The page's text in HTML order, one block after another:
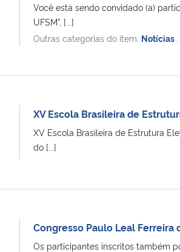
Você está sendo convidado (a)
UFSM”, [...]
Outras categorias do item: Notícias
XV Escola Brasileira de
XV Escola Brasileira de Estrutura
do [...]
Congresso Paulo Leal Ferreira
Os participantes inscritos também